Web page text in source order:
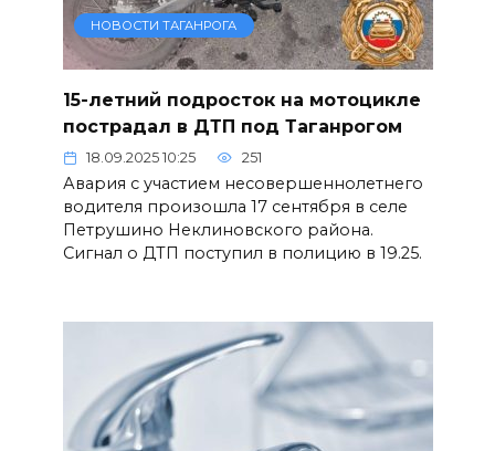
НОВОСТИ ТАГАНРОГА
15-летний подросток на мотоцикле
пострадал в ДТП под Таганрогом
18.09.2025 10:25 251
Авария с участием несовершеннолетнего
водителя произошла 17 сентября в селе
Петрушино Неклиновского района.
Сигнал о ДТП поступил в полицию в 19.25.